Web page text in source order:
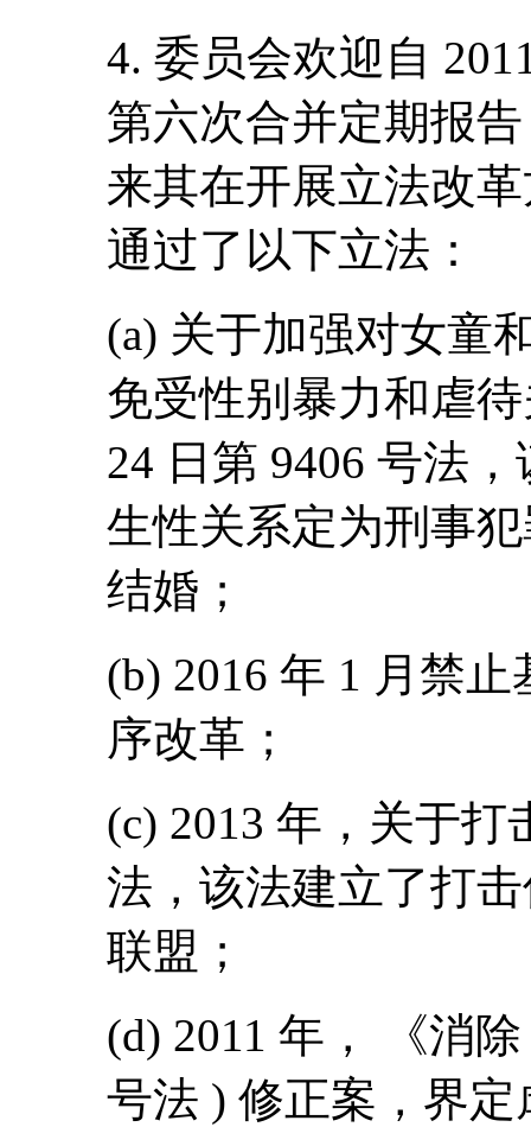
4. 委员会欢迎自
第六次合并定期报
来其在开展立法改
通过了以下立法：
(a) 关于加强对女童
免受性别暴力和虐
24 日第 9406 号法
生性关系定为刑事
结婚；
(b) 2016 年 1 月禁
序改革；
(c) 2013 年，关于打
法，该法建立了打
联盟；
(d) 2011 年， 《消
号法 ) 修正案，界